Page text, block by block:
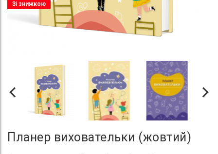
Планер виховательки (жовтий)
Зі знижкою